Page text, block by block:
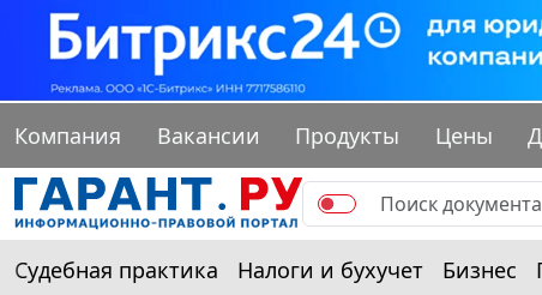
Компания Вакансии Продукты Цены
Судебная практика Налоги и бухучет Бизнес